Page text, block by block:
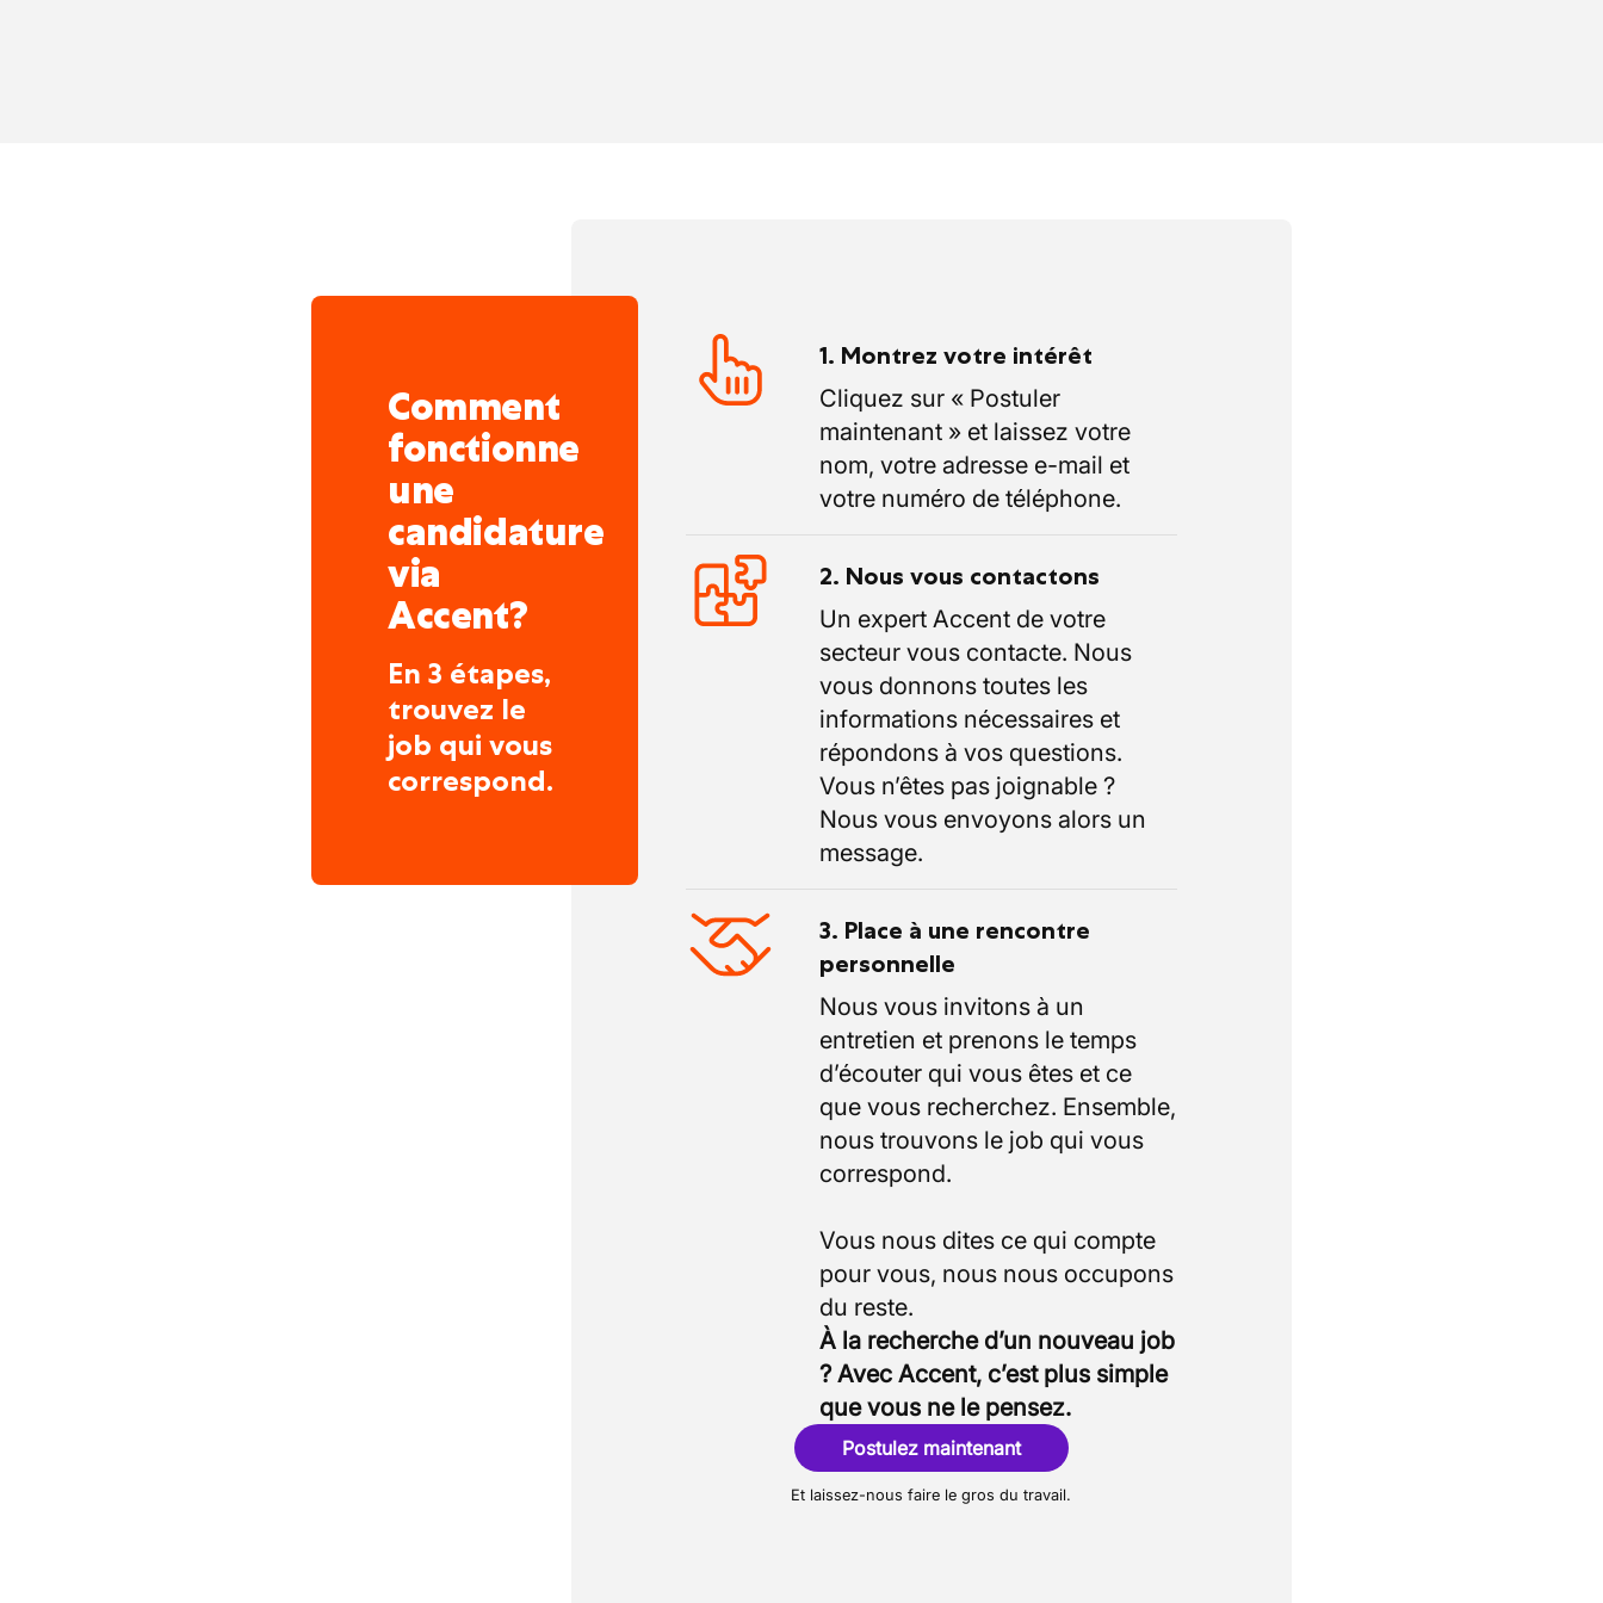
Comment
fonctionne
une
candidature
via
Accent?
En 3 étapes,
trouvez le
job qui vous
correspond.
1. Montrez votre intérêt
Cliquez sur « Postuler
maintenant » et laissez votre
nom, votre adresse e-mail et
votre numéro de téléphone.
2. Nous vous contactons
Un expert Accent de votre
secteur vous contacte. Nous
vous donnons toutes les
informations nécessaires et
répondons à vos questions.
Vous n’êtes pas joignable ?
Nous vous envoyons alors un
message.
3. Place à une rencontre
personnelle
Nous vous invitons à un
entretien et prenons le temps
d’écouter qui vous êtes et ce
que vous recherchez. Ensemble,
nous trouvons le job qui vous
correspond.
Vous nous dites ce qui compte
pour vous, nous nous occupons
À la recherche d’un nouveau job
? Avec Accent, c’est plus simple
que vous ne le pensez.
Postulez maintenant
Et laissez-nous faire le gros du travail.